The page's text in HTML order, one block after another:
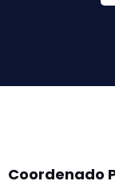
Coordenado